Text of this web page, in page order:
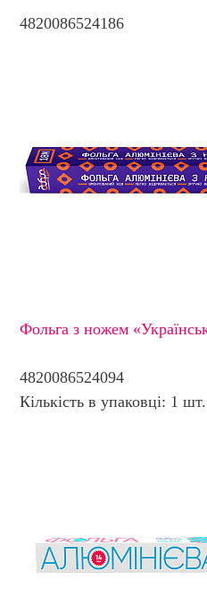
4820086524186
Фольга з ножем
4820086524094
Кількість в упаковці: 1 шт.